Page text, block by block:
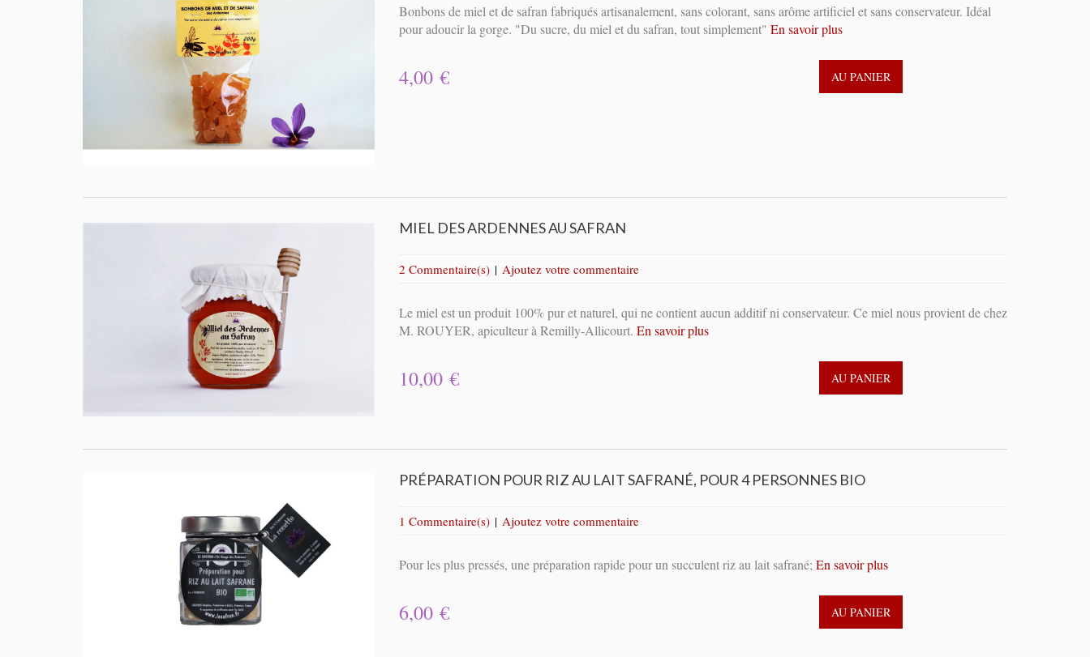
Bonbons de miel et de safran fabriqués artisanalement, sans colorant, sans arôme artificiel et sans conservateur. Idéal
pour adoucir la gorge. "Du sucre, du miel et du safran, tout simplement" En savoir plus
4,00 € AU PANIER
MIEL DES ARDENNES AU SAFRAN
2 Commentaire(s) | Ajoutez votre commentaire
Le miel est un produit 100% pur et naturel, qui ne contient aucun additif ni conservateur. Ce miel nous provient de chez
M. ROUYER, apiculteur à Remilly-Allicourt. En savoir plus
10,00 € AU PANIER
PRÉPARATION POUR RIZ AU LAIT SAFRANÉ, POUR 4 PERSONNES BIO
1 Commentaire(s) | Ajoutez votre commentaire
Pour les plus pressés, une préparation rapide pour un succulent riz au lait safrané;En savoir plus
6,00 € AU PANIER